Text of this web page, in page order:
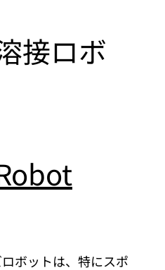
ボットは、特にスポ
接ロボ